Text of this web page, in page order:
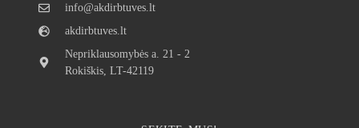
info@akdirbtuves.lt
akdirbtuves.lt
Nepriklausomybės a. 21 - 2
Rokiškis, LT-42119